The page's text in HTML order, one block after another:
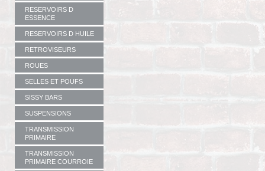
RESERVOIRS D
ESSENCE
RESERVOIRS D HUILE
RETROVISEURS
ROUES
SELLES ET POUFS
SISSY BARS
SUSPENSIONS
TRANSMISSION
PRIMAIRE
TRANSMISSION
PRIMAIRE COURROIE